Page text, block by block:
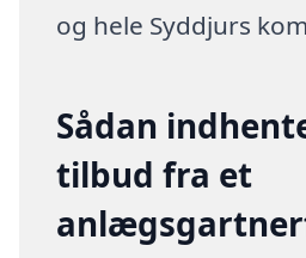
og hele Syddjurs
Sådan
tilbud fra et